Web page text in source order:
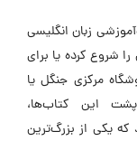
زبان انگلیسی
شروع کرده یا برای
مرکزی جنگل یا
این کتاب‌ها،
۳۲ ساله قرار دارد که یکی از بزرگ‌ترین